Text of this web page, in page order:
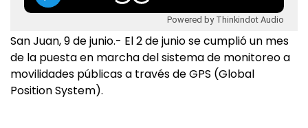
Powered by Thinkindot Audio
San Juan, 9 de junio.- El 2 de junio se cumplió un mes
de la puesta en marcha del sistema de monitoreo a
movilidades públicas a través de GPS (Global
Position System).